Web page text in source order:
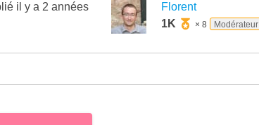
il y a 2 années
Florent
1K
× 8 Modérateur